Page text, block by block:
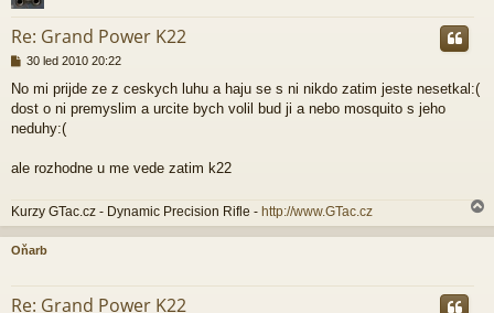
Re: Grand Power K22
P
í
s
p
e
30 led 2010 20:22
No mi prijde ze z ceskych luhu a haju se s ni nikdo zatim jeste nesetkal:(
dost o ni premyslim a urcite bych volil bud ji a nebo mosquito s jeho
neduhy:(
ale rozhodne u me vede zatim k22
Kurzy GTac.cz - Dynamic Precision Rifle - http://www.GTac.cz
a
h
Oňarb
Re: Grand Power K22